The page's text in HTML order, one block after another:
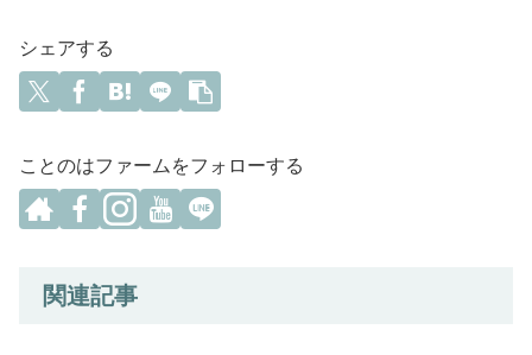
シェアする
ことのはファームをフォローする
関連記事